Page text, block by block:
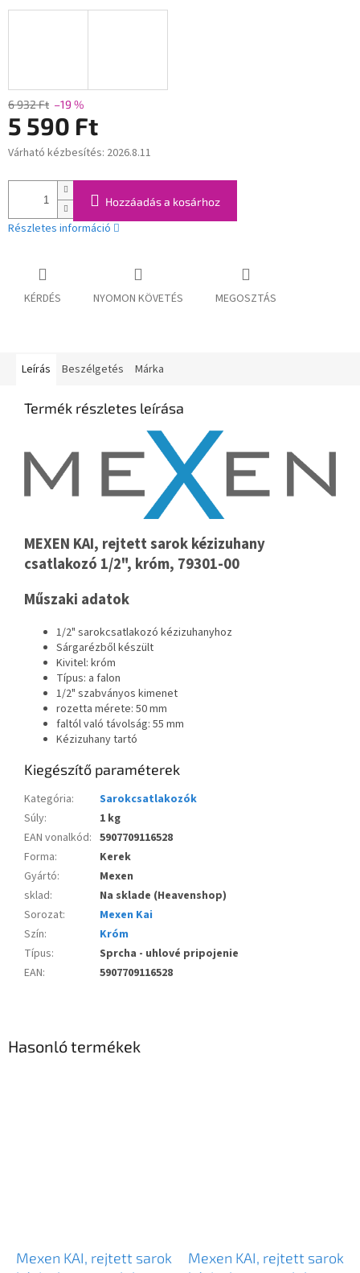
6 932 Ft –19 %
5 590 Ft
Egységár:
Várható kézbesítés: 2026.8.11
Hozzáadás a kosárhoz
Részletes információ
KÉRDÉS NYOMON KÖVETÉS MEGOSZTÁS
Leírás Beszélgetés Márka
Termék részletes leírása
MEXEN KAI, rejtett sarok kézizuhany
csatlakozó 1/2", króm, 79301-00
Műszaki adatok
1/2" sarokcsatlakozó kézizuhanyhoz
Sárgarézből készült
Kivitel: króm
Típus: a falon
1/2" szabványos kimenet
rozetta mérete: 50 mm
faltól való távolság: 55 mm
Kézizuhany tartó
Kiegészítő paraméterek
Kategória:
Sarokcsatlakozók
Súly:
1 kg
EAN vonalkód: 5907709116528
Forma:
Kerek
Gyártó:
Mexen
sklad:
Na sklade (Heavenshop)
Sorozat:
Mexen Kai
Szín:
Króm
Típus:
Sprcha - uhlové pripojenie
EAN: 5907709116528
Hasonló termékek
Mexen KAI, rejtett sarok
Mexen KAI, rejtett sarok